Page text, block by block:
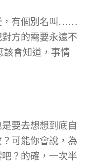
，有個別名叫……
方的需要永遠不
該會知道，事情
要去想想到底自
可能你會說，為
？的確，一次半